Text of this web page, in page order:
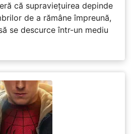
că supraviețuirea depinde
de a rămâne împreună,
se descurce într-un mediu